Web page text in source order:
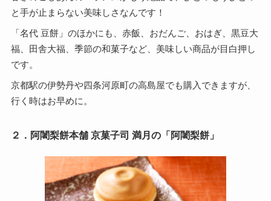
と手が止まらない美味しさなんです！
「名代 豆餅」のほかにも、赤飯、おだんご、おはぎ、黒豆大
福、田舎大福、季節の和菓子など、美味しい商品が目白押し
です。
京都駅の伊勢丹や四条河原町の高島屋でも購入できますが、
行く時はお早めに。
２．阿闍梨餅本舗 京菓子司 満月の「阿闍梨餅」